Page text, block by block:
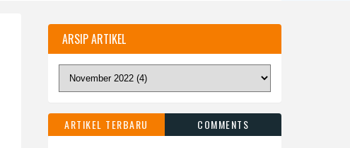
ARSIP ARTIKEL
ARTIKEL TERBARU COMMENTS